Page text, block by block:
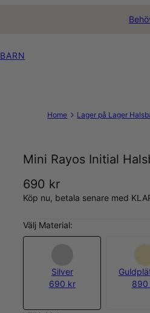
BARN
Home Lager på Lager
Mini Rayos Initial
690 kr
Köp nu, betala senare med
Välj Material:
Silver
690 kr
890